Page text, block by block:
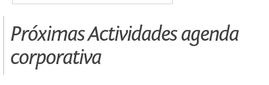
Próximas Actividades agenda
corporativa